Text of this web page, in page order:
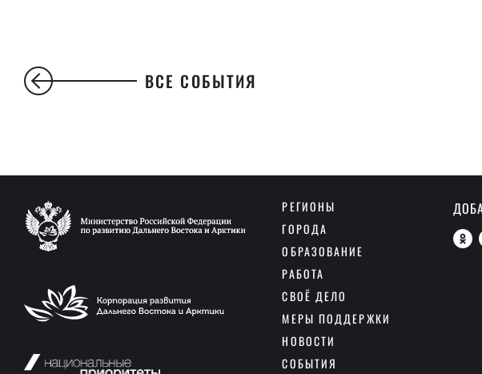
ВСЕ СОБЫТИЯ
РЕГИОНЫ
ГОРОДА
ОБРАЗОВАНИЕ
РАБОТА
СВОЁ ДЕЛО
МЕРЫ ПОДДЕРЖКИ
НОВОСТИ
СОБЫТИЯ